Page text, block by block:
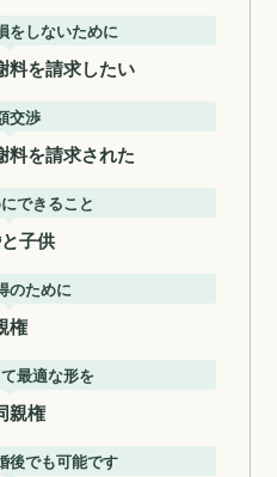
をしないために
料を請求したい
交渉
料を請求された
できること
子供
のために
権
最適な形を
親権
後でも可能です